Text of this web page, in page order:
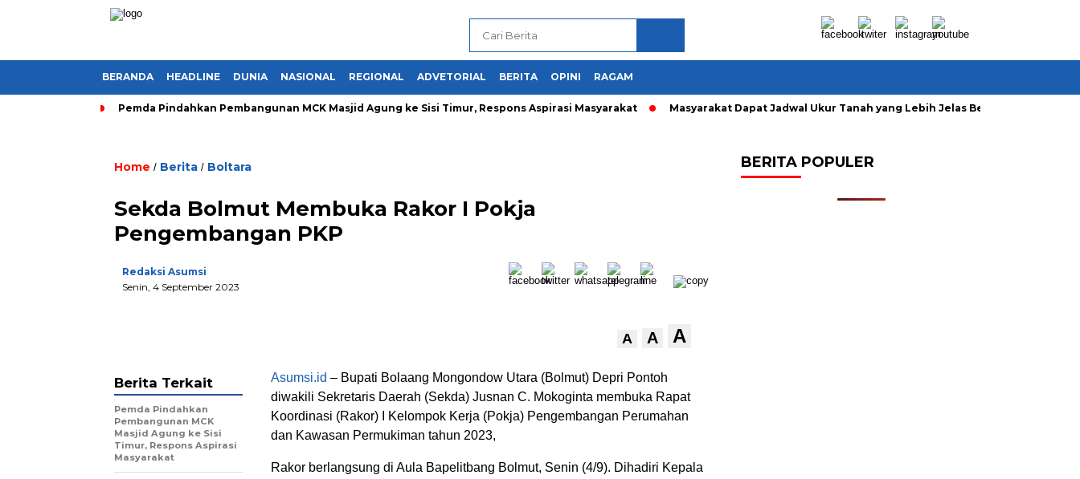
BERANDA HEADLINE DUNIA NASIONAL REGIONAL ADVETORIAL BERITA OPINI RAGAM
Pemda Pindahkan Pembangunan MCK Masjid Agung ke Sisi Timur, Respons Aspirasi Masyarakat Masyarakat Dapat Jadwal Ukur Tanah yang Lebih Jelas Berkat Layanan
Home / Berita / Boltara
Sekda Bolmut Membuka Rakor I Pokja
Pengembangan PKP
Redaksi Asumsi
Senin, 4 September 2023
A A A
Asumsi.id – Bupati Bolaang Mongondow Utara (Bolmut) Depri Pontoh
diwakili Sekretaris Daerah (Sekda) Jusnan C. Mokoginta membuka Rapat
Koordinasi (Rakor) I Kelompok Kerja (Pokja) Pengembangan Perumahan
dan Kawasan Permukiman tahun 2023,
Rakor berlangsung di Aula Bapelitbang Bolmut, Senin (4/9). Dihadiri Kepala
Berita Terkait
Pemda Pindahkan
Pembangunan MCK
Masjid Agung ke Sisi
Timur, Respons Aspirasi
Masyarakat
BERITA POPULER